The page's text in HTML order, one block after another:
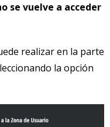
se vuelve a acceder
realizar en la parte
la opción